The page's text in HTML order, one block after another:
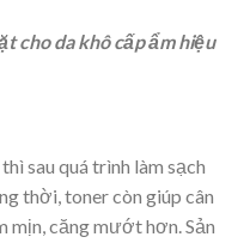
cho da khô cấp ẩm hiệu
sau quá trình làm sạch
thời, toner còn giúp cân
mịn, căng mướt hơn. Sản